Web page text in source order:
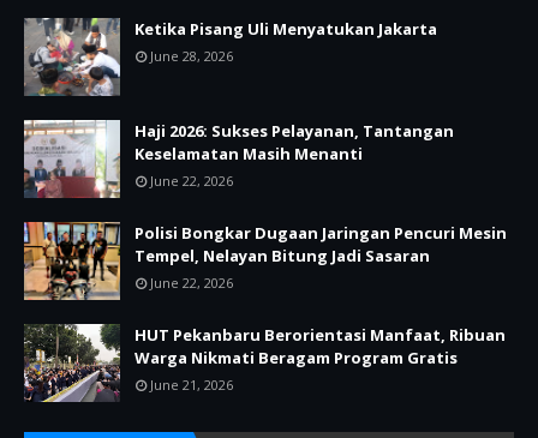
Ketika Pisang Uli Menyatukan Jakarta
June 28, 2026
Haji 2026: Sukses Pelayanan, Tantangan
Keselamatan Masih Menanti
June 22, 2026
Polisi Bongkar Dugaan Jaringan Pencuri Mesin
Tempel, Nelayan Bitung Jadi Sasaran
June 22, 2026
HUT Pekanbaru Berorientasi Manfaat, Ribuan
Warga Nikmati Beragam Program Gratis
June 21, 2026